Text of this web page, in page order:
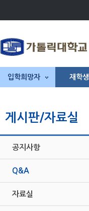
입학희망자 재학생
게시판/자료실
공지사항
Q&A
자료실